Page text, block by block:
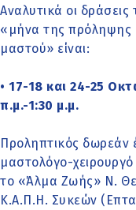
Αναλυτικά οι
«μήνα της πρόληψης
μαστού» είναι:
• 17-18 και 24-25
π.μ.-1:30 μ.μ.
Προληπτικός δωρεάν
μαστολόγο-
το «Άλμα Ζωής» Ν.
Κ.Α.Π.Η. Συκεών